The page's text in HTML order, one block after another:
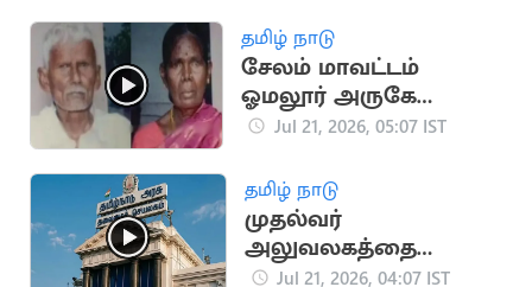
தமிழ் நாடு
சேலம் மாவட்டம்
ஓமலூர் அருகே
வயதான தம்பதி
Jul 21, 2026, 05:07 IST
தமிழ் நாடு
முதல்வர்
அலுவலகத்தை
மாற்றும் CM விஜய்..?
Jul 21, 2026, 04:07 IST